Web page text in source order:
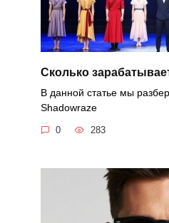
Cколько
В данной статье мы
Shadowraze
0 283